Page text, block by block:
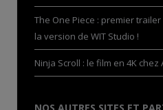
The One Piece : premier
la version de WIT Studio !
Ninja Scroll : le film en 4K chez
NOS AUTRES SITES ET